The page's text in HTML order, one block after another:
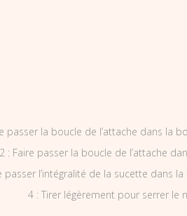
passer la boucle de l’attache dans la
2 : Faire passer la boucle de l’attache
passer l’intégralité de la sucette dans
4 : Tirer légèrement pour serrer le